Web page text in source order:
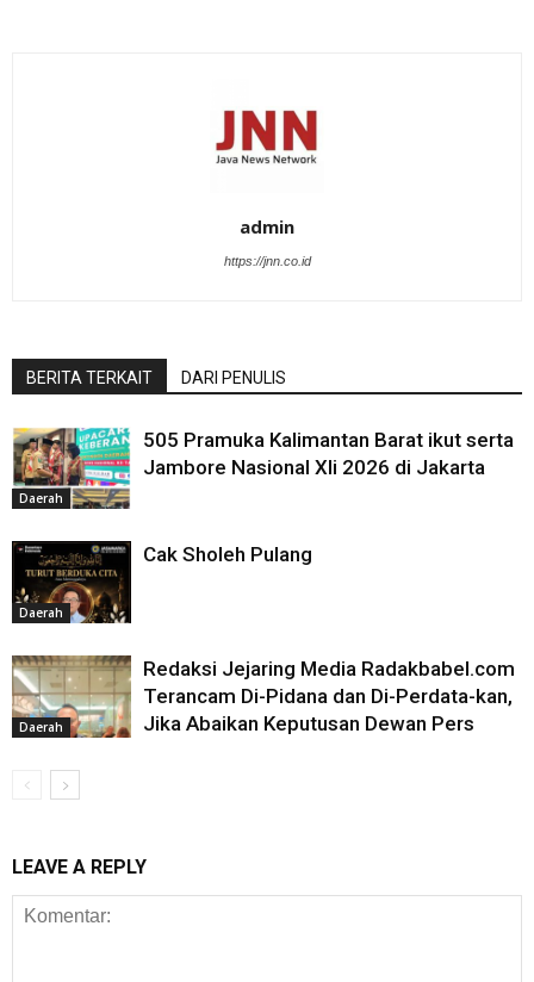
admin
https://jnn.co.id
BERITA TERKAIT DARI PENULIS
Daerah
505 Pramuka Kalimantan Barat ikut serta
Jambore Nasional XIi 2026 di Jakarta
Daerah
Cak Sholeh Pulang
Daerah
Redaksi Jejaring Media Radakbabel.com
Terancam Di-Pidana dan Di-Perdata-kan,
Jika Abaikan Keputusan Dewan Pers
LEAVE A REPLY